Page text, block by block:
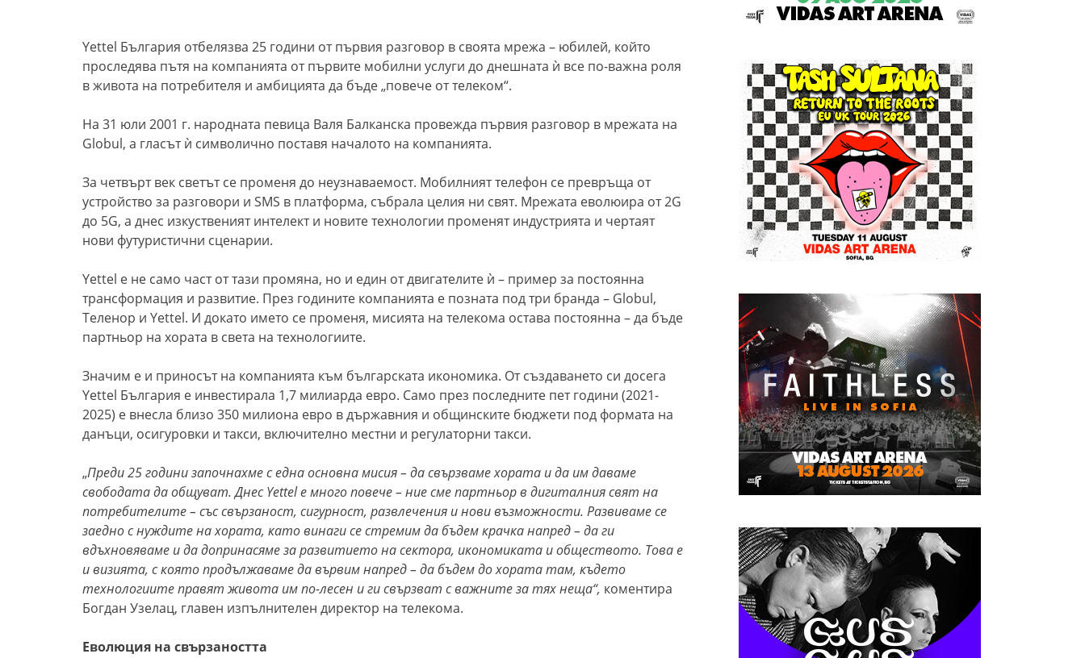
Yettel България отбелязва 25 години от първия разговор в своята мрежа – юбилей, който
проследява пътя на компанията от първите мобилни услуги до днешната ѝ все по-важна роля
в живота на потребителя и амбицията да бъде „повече от телеком“.
На 31 юли 2001 г. народната певица Валя Балканска провежда първия разговор в мрежата на
Globul, а гласът ѝ символично поставя началото на компанията.
За четвърт век светът се променя до неузнаваемост. Мобилният телефон се превръща от
устройство за разговори и SMS в платформа, събрала целия ни свят. Мрежата еволюира от 2G
до 5G, а днес изкуственият интелект и новите технологии променят индустрията и чертаят
нови футуристични сценарии.
Yettel е не само част от тази промяна, но и един от двигателите ѝ – пример за постоянна
трансформация и развитие. През годините компанията е позната под три бранда – Globul,
Теленор и Yettel. И докато името се променя, мисията на телекома остава постоянна – да бъде
партньор на хората в света на технологиите.
Значим е и приносът на компанията към българската икономика. От създаването си досега
Yettel България е инвестирала 1,7 милиарда евро. Само през последните пет години (2021-
2025) е внесла близо 350 милиона евро в държавния и общинските бюджети под формата на
данъци, осигуровки и такси, включително местни и регулаторни такси.
„Преди 25 години започнахме с една основна мисия– да свързваме хората и да им даваме
свободата да общуват. Днес Yettel е много повече– ние сме партньор в дигиталния свят на
потребителите – със свързаност, сигурност, развлечения и нови възможности. Развиваме се
заедно с нуждите на хората, като винаги се стремим да бъдем крачка напред – да ги
вдъхновяваме и да допринасяме за развитието на сектора, икономиката и обществото. Това е
и визията, с която продължаваме да вървим напред – да бъдем до хората там, където
технологиите правят живота им по-лесен и ги свързват с важните за тях неща“, коментира
Богдан Узелац, главен изпълнителен директор на телекома.
Еволюция на свързаността